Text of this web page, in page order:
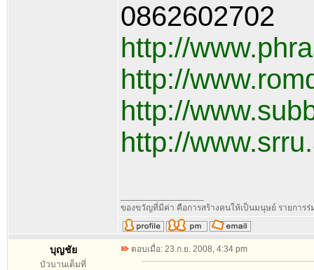
0862602702
http://
http://
http://
http://
ของขวัญที่มีค่า คือการสร้างคนให้เป็นมนุษย์ รายการ
บุญชัย
บัวบานเต็มที่
ตอบเมื่อ: 23 ก.ย. 2008, 4:34 pm